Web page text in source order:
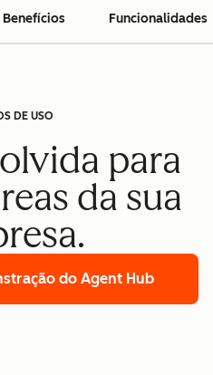
Benefícios Funcionalidades
DE USO
para
da sua
do Agent Hub